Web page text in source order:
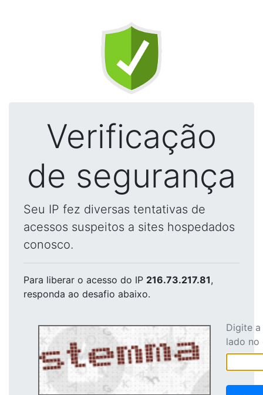
Verificação
de segurança
Seu IP fez diversas tentativas de
acessos suspeitos a sites hospedados
conosco.
Para liberar o acesso do IP 216.73.217.81,
responda ao desafio abaixo.
Digite
lado no